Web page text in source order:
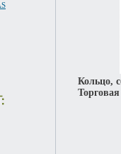
Кольцо,